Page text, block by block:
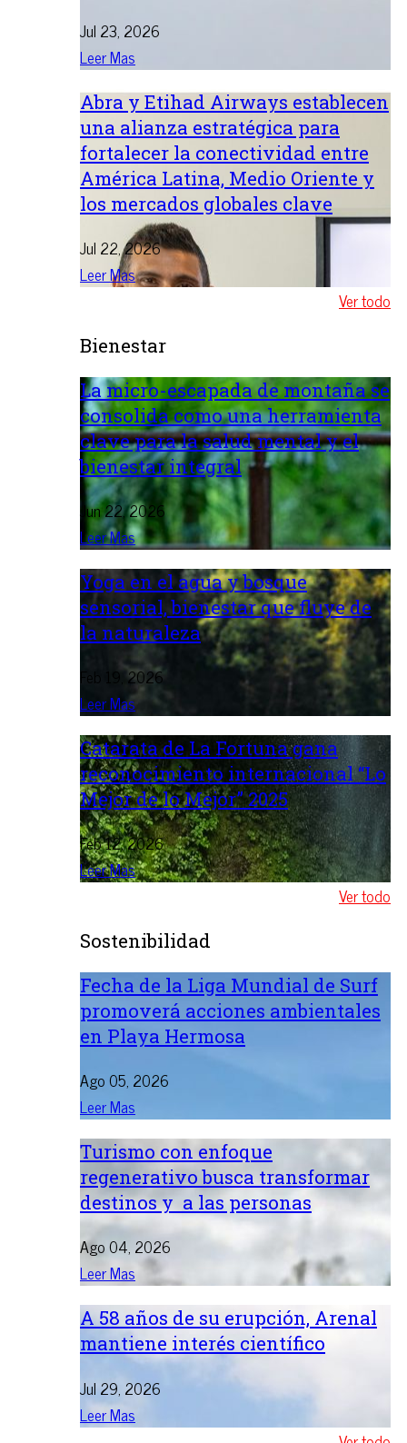
Jul 23, 2026
Leer Mas
Abra y Etihad Airways establecen
una alianza estratégica para
fortalecer la conectividad entre
América Latina, Medio Oriente y
los mercados globales clave
Jul 22, 2026
Leer Mas
Ver todo
Bienestar
La micro-escapada de montaña se
consolida como una herramienta
clave para la salud mental y el
bienestar integral
Jun 22, 2026
Leer Mas
Yoga en el agua y bosque
sensorial, bienestar que fluye de
la naturaleza
Feb 19, 2026
Leer Mas
Catarata de La Fortuna gana
reconocimiento internacional “Lo
Mejor de lo Mejor” 2025
Feb 12, 2026
Leer Mas
Ver todo
Sostenibilidad
Fecha de la Liga Mundial de Surf
promoverá acciones ambientales
en Playa Hermosa
Ago 05, 2026
Leer Mas
Turismo con enfoque
regenerativo busca transformar
destinos y a las personas
Ago 04, 2026
Leer Mas
A 58 años de su erupción, Arenal
mantiene interés científico
Jul 29, 2026
Leer Mas